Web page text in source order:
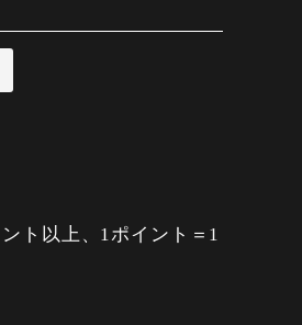
ト以上、1ポイント＝1